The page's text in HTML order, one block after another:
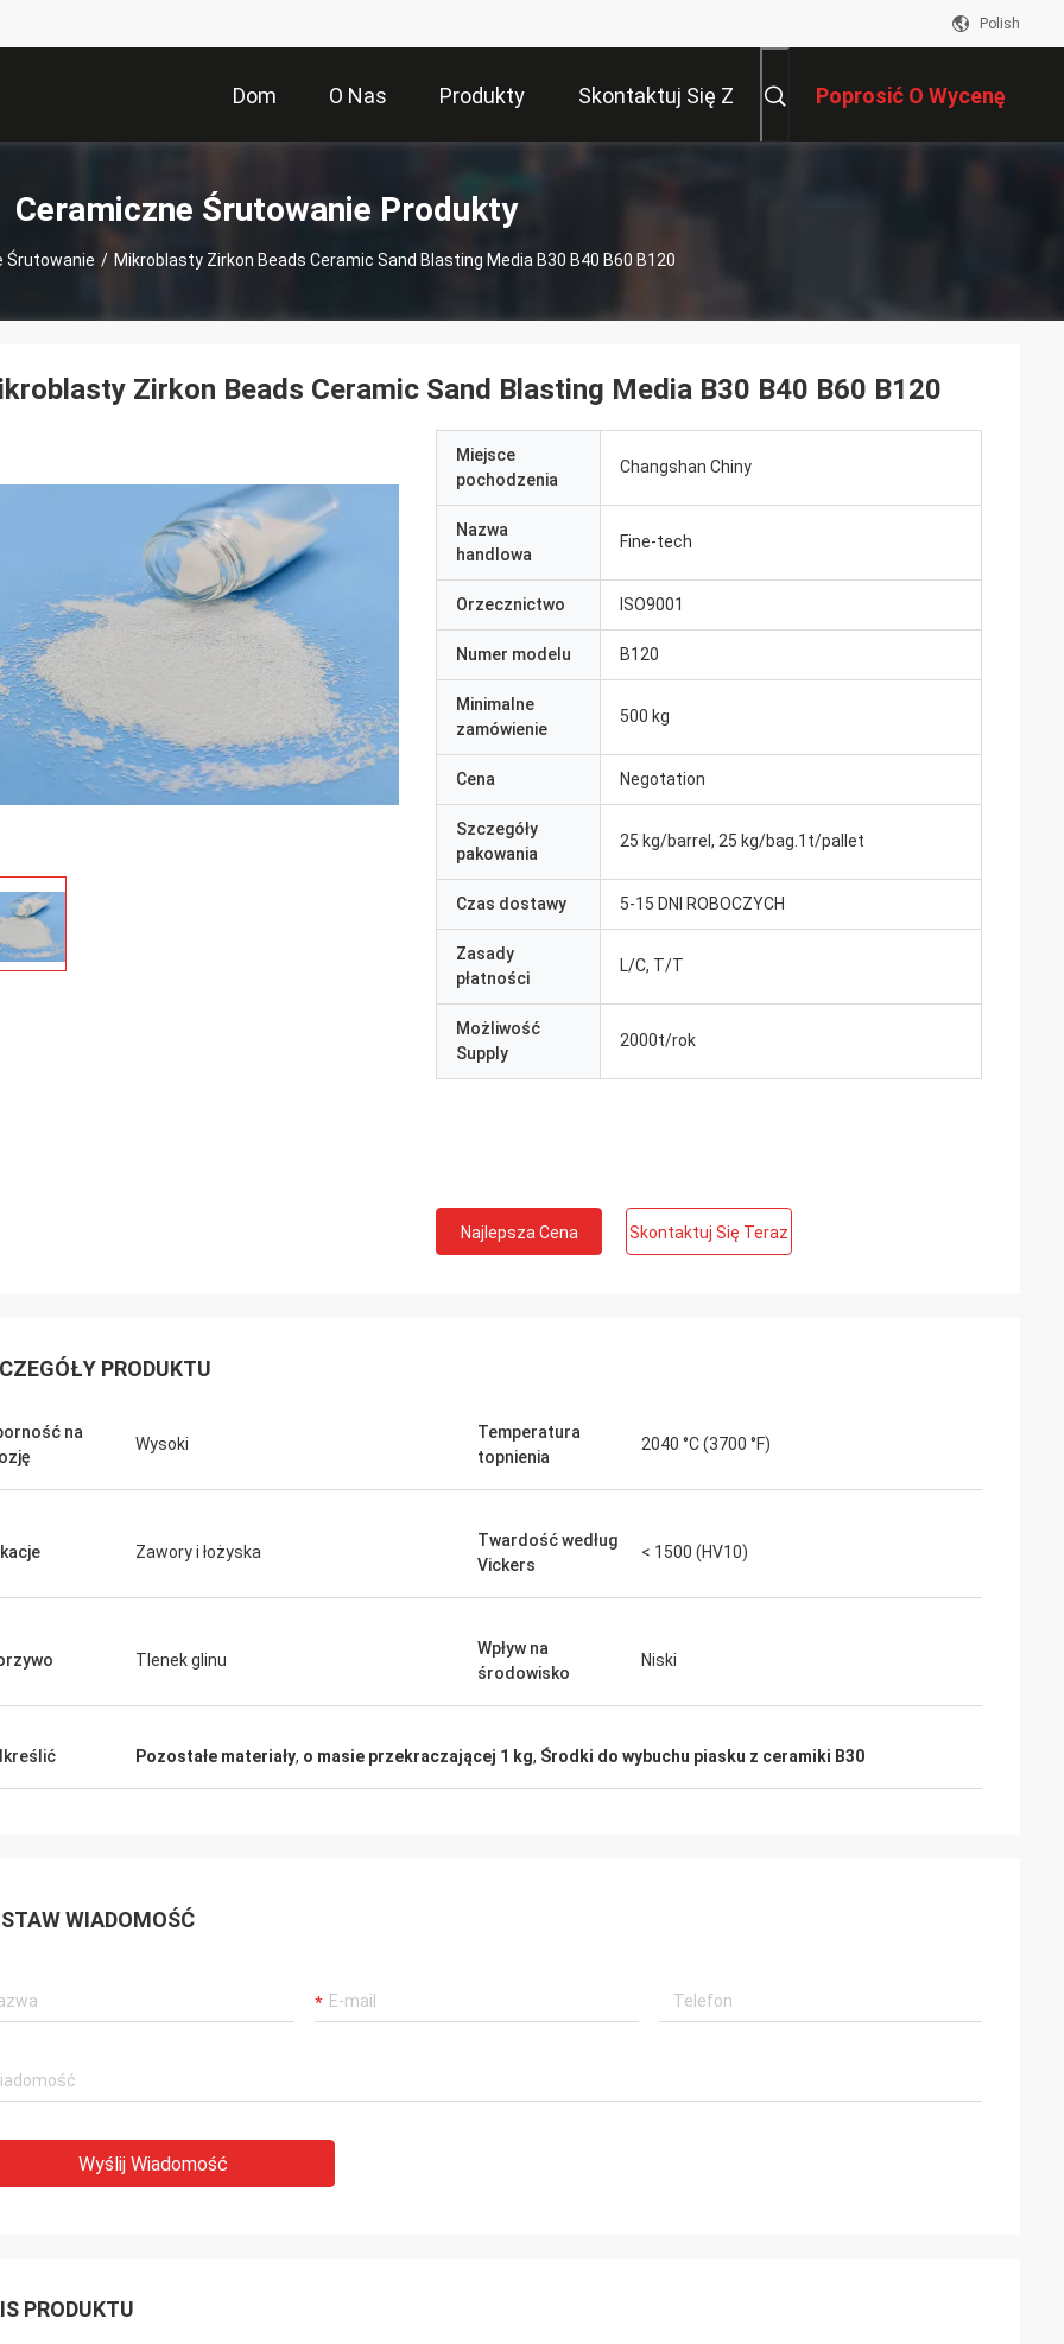
Polish
Dom O Nas Produkty Skontaktuj Się Z Poprosić O Wycenę
Ceramiczne Śrutowanie Produkty
Śrutowanie / Mikroblasty Zirkon Beads Ceramic Sand Blasting Media B30 B40 B60 B120
Zirkon Beads Ceramic Sand Blasting Media B30 B40 B60 B120
Miejsce
pochodzenia
Changshan Chiny
Nazwa
handlowa
Fine-tech
Orzecznictwo ISO9001
Numer modelu B120
Minimalne
zamówienie
500 kg
Cena Negotation
Szczegóły
pakowania
25 kg/barrel, 25 kg/bag.1t/pallet
Czas dostawy 5-15 DNI ROBOCZYCH
Zasady
płatności
L/C, T/T
Możliwość
Supply
2000t/rok
Najlepsza Cena Skontaktuj Się Teraz
PRODUKTU
na
Wysoki
Temperatura
topnienia
2040 °C (3700 °F)
Zawory i łożyska
Twardość według
Vickers
< 1500 (HV10)
Tlenek glinu
Wpływ na
środowisko
Niski
Pozostałe materiały, o masie przekraczającej 1 kg, Środki do wybuchu piasku z ceramiki B30
WIADOMOŚĆ
Wyślij Wiadomość
PRODUKTU